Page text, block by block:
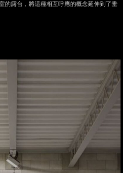
的露台，將這種相互呼應的概念延伸到了垂